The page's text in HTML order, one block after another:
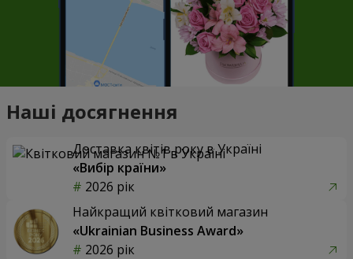
Наші досягнення
Доставка квітів року в Україні
«Вибір країни»
2026 рік
Найкращий квітковий магазин
«Ukrainian Business Award»
2026 рік